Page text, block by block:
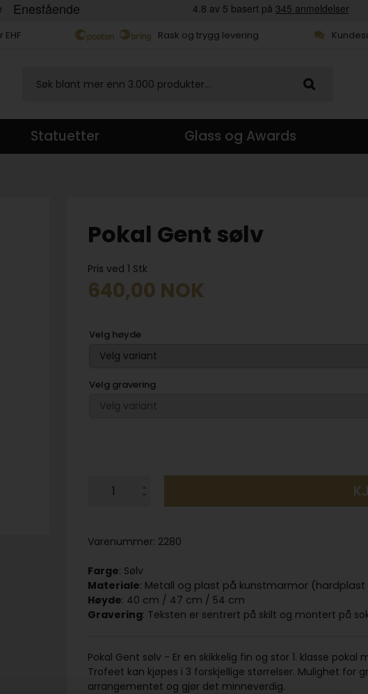
Rask og trygg levering
Statuetter Glass og Awards
Pokal Gent sølv
Pris ved 1 Stk
640,00 NOK
Velg høyde
Velg gravering
Varenummer: 2280
Farge: Sølv
Materiale: Metall og plast på kunstmarmor (hardplast
Høyde: 40 cm / 47 cm / 54 cm
Gravering: Teksten er sentrert på skilt og montert på
Pokal Gent sølv - Er en skikkelig fin og stor 1. klasse
Trofeet kan kjøpes i 3 forskjellige størrelser. Mulighet for
arrangementet og gjør det minneverdig.